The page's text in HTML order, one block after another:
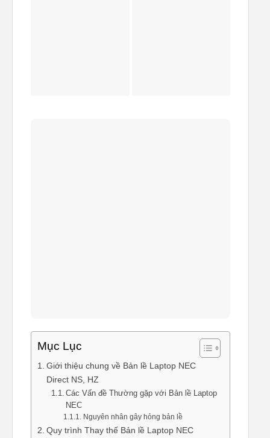
Mục Lục
Giới thiệu chung về Bản lề Laptop NEC
Direct NS, HZ
Các Vấn đề Thường gặp với Bản lề Laptop
NEC
Nguyên nhân gây hỏng bản lề
Quy trình Thay thế Bản lề Laptop NEC